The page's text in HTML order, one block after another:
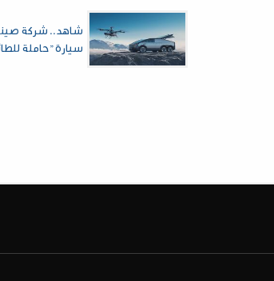
شاهد.. شركة
سيارة "حاملة